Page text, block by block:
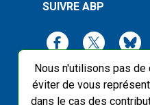
Nous n'utilisons pas
éviter de vous
dans le cas des
SUIVRE ABP
2003-2026 ©Agence